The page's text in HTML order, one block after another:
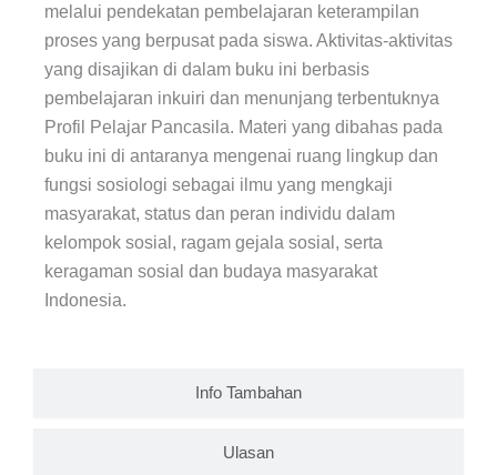
Info Tambahan
Ulasan
melalui pendekatan pembelajaran keterampilan
proses yang berpusat pada siswa. Aktivitas-aktivitas
yang disajikan di dalam buku ini berbasis
pembelajaran inkuiri dan menunjang terbentuknya
Profil Pelajar Pancasila. Materi yang dibahas pada
buku ini di antaranya mengenai ruang lingkup dan
fungsi sosiologi sebagai ilmu yang mengkaji
masyarakat, status dan peran individu dalam
kelompok sosial, ragam gejala sosial, serta
keragaman sosial dan budaya masyarakat
Indonesia.